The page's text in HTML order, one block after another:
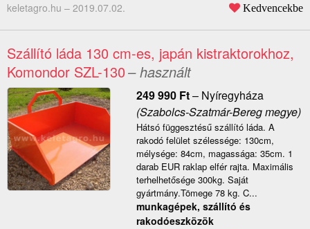
keletagro.hu – 2019.07.02. Kedvencekbe
Szállító láda 130 cm-es, japán kistraktorokhoz,
Komondor SZL-130– használt
249 990 Ft– Nyíregyháza
(Szabolcs-Szatmár-Bereg megye)
Hátsó függesztésű szállító láda. A
rakodó felület szélessége: 130cm,
mélysége: 84cm, magassága: 35cm. 1
darab EUR raklap elfér rajta. Maximális
terhelhetősége 300kg. Saját
gyártmány.Tömege 78 kg. C...
munkagépek, szállító és
rakodóeszközök